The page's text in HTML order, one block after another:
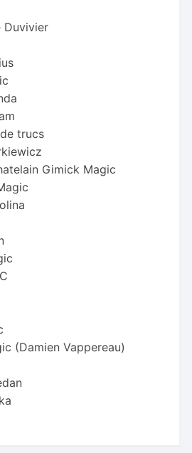
Duvivier
trucs
Gimick Magic
(Damien Vappereau)